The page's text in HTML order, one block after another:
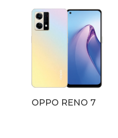
OPPO RENO 7